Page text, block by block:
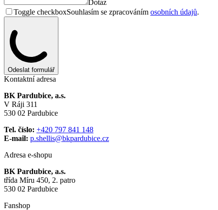
Dotaz
Toggle checkboxSouhlasím se zpracováním osobních údajů.
Odeslat formulář
Kontaktní adresa
BK Pardubice, a.s.
V Ráji 311
530 02 Pardubice
Tel. číslo: +420 797 841 148
E-mail: p.shellis@bkpardubice.cz
Adresa e-shopu
BK Pardubice, a.s.
třída Míru 450, 2. patro
530 02 Pardubice
Fanshop